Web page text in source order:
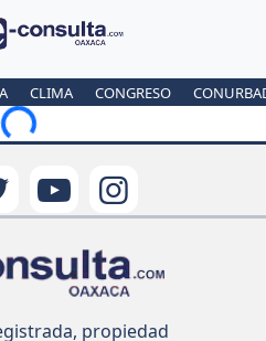
CLIMA CONGRESO
propiedad